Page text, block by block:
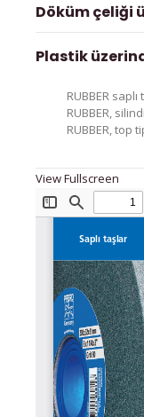
Döküm çeliği
Plastik
RUBBER
RUBBER,
RUBBER, top
View Fullscreen